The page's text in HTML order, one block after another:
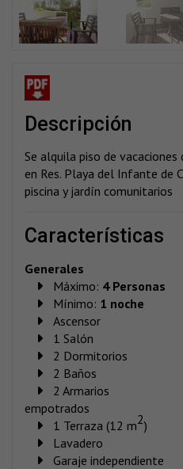
descripción
Se alquila piso de
en Res. Playa del Infante de
piscina y jardín comunitarios
características
Generales
Máximo: 4 Personas
Mínimo: 1 noche
Ascensor
1 Salón
2 Dormitorios
2 Baños
2 Armarios
empotrados
1 Terraza (12 m2)
Lavadero
Garaje independiente